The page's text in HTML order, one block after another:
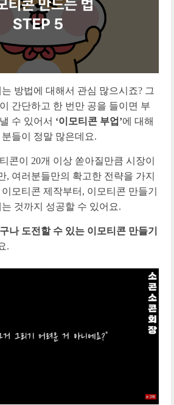
방법에 대해서 관심 많으시죠? 그
간단하고 한 번만 공을 들이면 부
수 있어서 ‘이모티콘 부업’에 대해
들이 정말 많은데요.
콘이 20개 이상 쏟아질만큼 시장이
, 여러분들만의 확고한 전략을 가지
모티콘 제작부터, 이모티콘 만들기
것까지 성공할 수 있어요.
나 도전할 수 있는 이모티콘 만들기
.